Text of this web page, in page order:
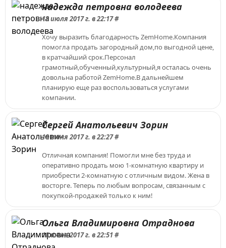
надежда петровна володеева
18 июля 2017 г. в 22:17 #
Хочу выразить благодарность ZemHome.Компания
помогла продать загородный дом,по выгодной цене,
в кратчайший срок.Персонал
грамотный,обученный,культурный,я осталась очень
довольна работой ZemHome.В дальнейшем
планирую еще раз воспользоваться услугами
компании.
Сергей Анатольевич Зорин
18 июля 2017 г. в 22:27 #
Отличная компания! Помогли мне без труда и
оперативно продать мою 1-комнатную квартиру и
приобрести 2-комнатную с отличным видом. Жена в
восторге. Теперь по любым вопросам, связанным с
покупкой-продажей только к ним!
Ольга Владимировна Отраднова
18 июля 2017 г. в 22:51 #